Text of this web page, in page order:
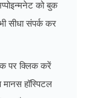
को बुक
सीधा संपर्क कर
पर क्लिक करें
हॉस्पिटल